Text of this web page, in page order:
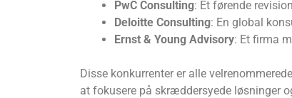
PwC Consulting: Et førende
Deloitte Consulting: En global
Ernst & Young Advisory: Et firma
Disse konkurrenter er alle
at fokusere på skræddersyede løsninger